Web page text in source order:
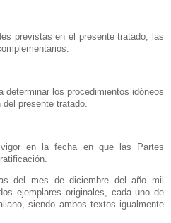
previstas en el presente tratado, las
determinar los procedimientos idóneos
presente tratado.
en la fecha en que las Partes
del mes de diciembre del año mil
ejemplares originales, cada uno de
siendo ambos textos igualmente